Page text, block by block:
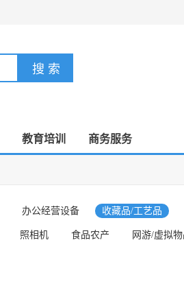
教育培训 商务服务
办公经营设备 收藏品/工艺品
照相机 食品农产 网游/虚拟物